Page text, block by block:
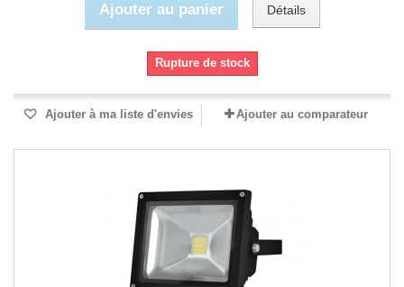
Ajouter au panier Détails
Rupture de stock
Ajouter à ma liste d'envies Ajouter au comparateur